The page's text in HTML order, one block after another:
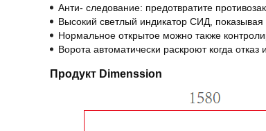
Анти- следование: предотвратите
Высокий светлый индикатор СИД,
Нормальное открытое можно также
Ворота автоматически раскроют когда
Продукт Dimenssion